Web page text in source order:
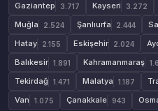
Gaziantep 3.717 Kayseri 3.272
Muğla 2.524 Şanlıurfa 2.444
Hatay 2.155 Eskişehir 2.024
Balıkesir 1.891 Kahramanmaraş
Tekirdağ 1.471 Malatya 1.187
Van 1.075 Çanakkale 943